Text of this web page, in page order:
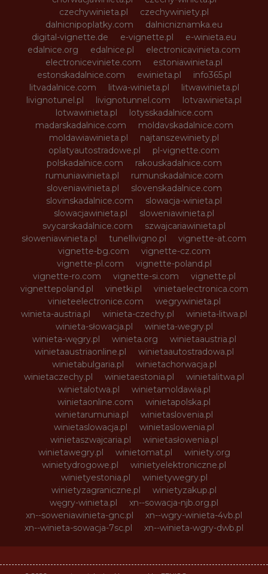
czechywinieta.pl
czechywiniety.pl
dalnicnipoplatky.com
dalnicniznamka.eu
digital-vignette.de
e-vignette.pl
e-winieta.eu
edalnice.org
edalnice.pl
electronicavinieta.com
electroniceviniete.com
estoniawinieta.pl
estonskadalnice.com
ewinieta.pl
info365.pl
litvadalnice.com
litwa-winieta.pl
litwawinieta.pl
livignotunel.pl
livignotunnel.com
lotvawinieta.pl
lotwawinieta.pl
lotysskadalnice.com
madarskadalnice.com
moldavskadalnice.com
moldawiawinieta.pl
najtanszewiniety.pl
oplatyautostradowe.pl
pl-vignette.com
polskadalnice.com
rakouskadalnice.com
rumuniawinieta.pl
rumunskadalnice.com
sloveniawinieta.pl
slovenskadalnice.com
slovinskadalnice.com
slowacja-winieta.pl
slowacjawinieta.pl
sloweniawinieta.pl
svycarskadalnice.com
szwajcariawinieta.pl
słoweniawinieta.pl
tunellivigno.pl
vignette-at.com
vignette-bg.com
vignette-cz.com
vignette-pl.com
vignette-poland.pl
vignette-ro.com
vignette-si.com
vignette.pl
vignettepoland.pl
vinetki.pl
vinietaelectronica.com
vinieteelectronice.com
wegrywinieta.pl
winieta-austria.pl
winieta-czechy.pl
winieta-litwa.pl
winieta-słowacja.pl
winieta-wegry.pl
winieta-węgry.pl
winieta.org
winietaaustria.pl
winietaaustriaonline.pl
winietaautostradowa.pl
winietabulgaria.pl
winietachorwacja.pl
winietaczechy.pl
winietaestonia.pl
winietalitwa.pl
winietalotwa.pl
winietamoldawia.pl
winietaonline.com
winietapolska.pl
winietarumunia.pl
winietaslovenia.pl
winietaslowacja.pl
winietaslowenia.pl
winietaszwajcaria.pl
winietasłowenia.pl
winietawegry.pl
winietomat.pl
winiety.org
winietydrogowe.pl
winietyelektroniczne.pl
winietyestonia.pl
winietywegry.pl
winietyzagraniczne.pl
winietyzakup.pl
węgry-winieta.pl
xn--sowacja-njb.org.pl
xn--soweniawinieta-gnc.pl
xn--wgry-winieta-4vb.pl
xn--winieta-sowacja-7sc.pl
xn--winieta-wgry-dwb.pl